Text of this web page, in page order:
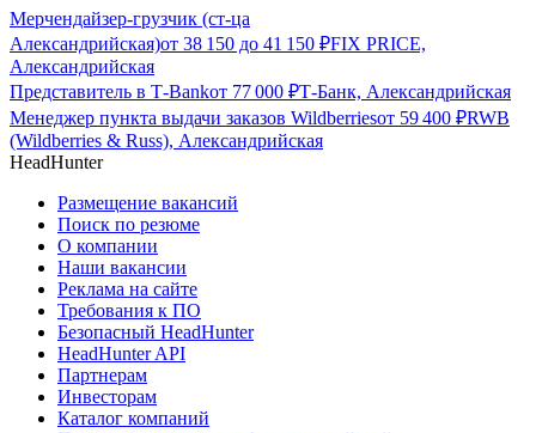
Мерчендайзер-грузчик (ст-ца
Александрийская)от 38 150 до 41 150 ₽FIX PRICE,
Александрийская
Представитель в Т-Bankот 77 000 ₽Т-Банк, Александрийская
Менеджер пункта выдачи заказов Wildberriesот 59 400 ₽RWB
(Wildberries & Russ), Александрийская
HeadHunter
Размещение вакансий
Поиск по резюме
О компании
Наши вакансии
Реклама на сайте
Требования к ПО
Безопасный HeadHunter
HeadHunter API
Партнерам
Инвесторам
Каталог компаний